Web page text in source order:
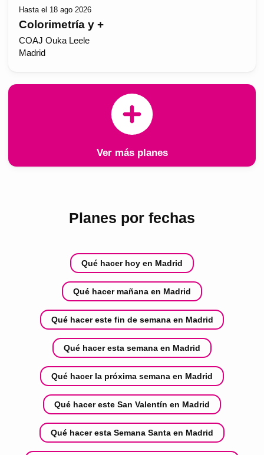
Hasta el 18 ago 2026
Colorimetría y +
COAJ Ouka Leele
Madrid
Ver más planes
Planes por fechas
Qué hacer hoy en Madrid
Qué hacer mañana en Madrid
Qué hacer este fin de semana en Madrid
Qué hacer esta semana en Madrid
Qué hacer la próxima semana en Madrid
Qué hacer este San Valentín en Madrid
Qué hacer esta Semana Santa en Madrid